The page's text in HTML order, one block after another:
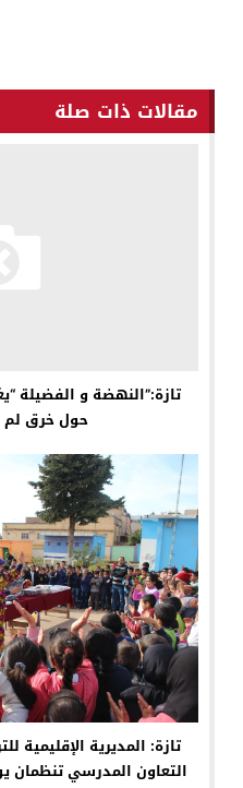
مقالات ذات صلة
تازة:”النهضة و الفضيلة
حول خرق لم
تازة: المديرية الإقليمية
التعاون المدرسي تنظمان